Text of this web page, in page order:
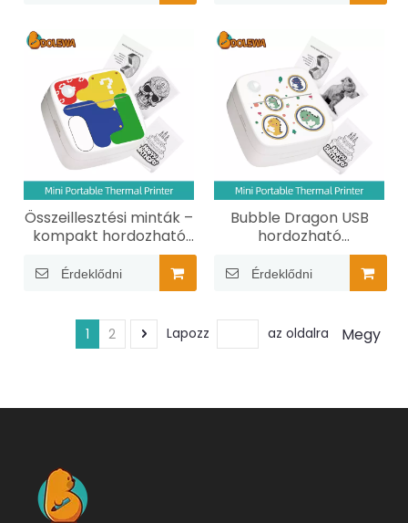
Összeillesztési minták –
kompakt hordozható
Érdeklődni
Bubble Dragon USB
hordozható
Érdeklődni
1 2 Lapozz az oldalra Megy